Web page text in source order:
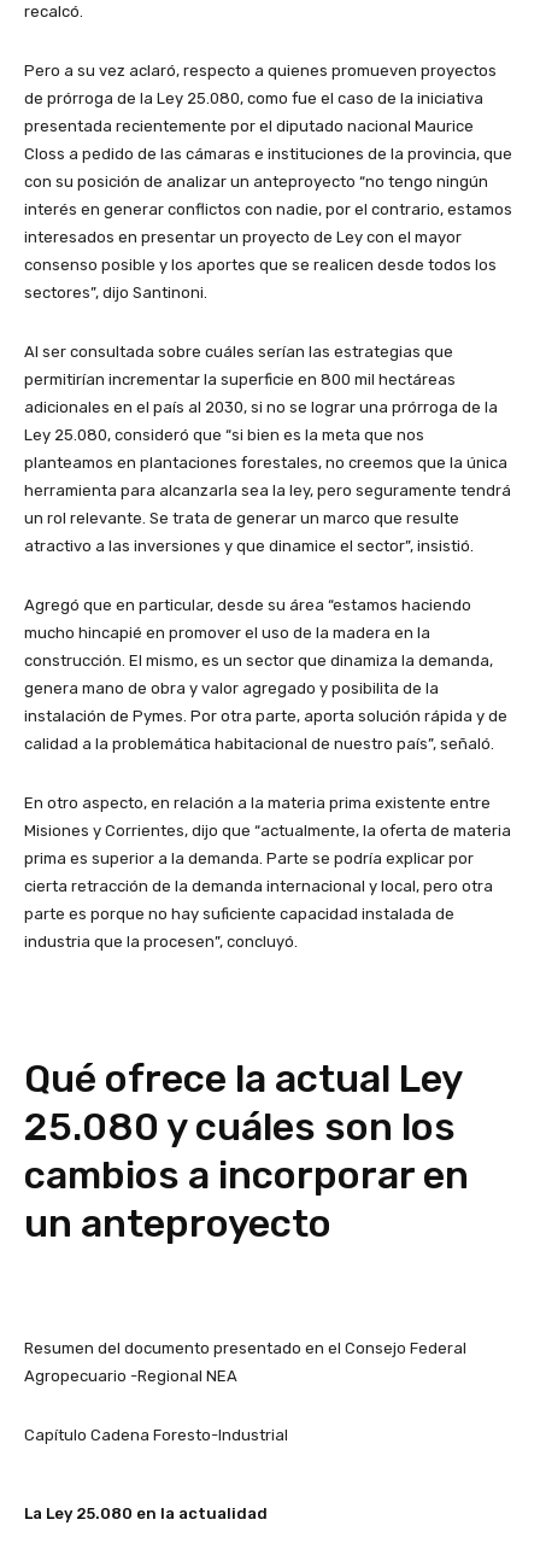
recalcó.
Pero a su vez aclaró, respecto a quienes promueven proyectos
de prórroga de la Ley 25.080, como fue el caso de la iniciativa
presentada recientemente por el diputado nacional Maurice
Closs a pedido de las cámaras e instituciones de la provincia, que
con su posición de analizar un anteproyecto “no tengo ningún
interés en generar conflictos con nadie, por el contrario, estamos
interesados en presentar un proyecto de Ley con el mayor
consenso posible y los aportes que se realicen desde todos los
sectores”, dijo Santinoni.
Al ser consultada sobre cuáles serían las estrategias que
permitirían incrementar la superficie en 800 mil hectáreas
adicionales en el país al 2030, si no se lograr una prórroga de la
Ley 25.080, consideró que “si bien es la meta que nos
planteamos en plantaciones forestales, no creemos que la única
herramienta para alcanzarla sea la ley, pero seguramente tendrá
un rol relevante. Se trata de generar un marco que resulte
atractivo a las inversiones y que dinamice el sector”, insistió.
Agregó que en particular, desde su área “estamos haciendo
mucho hincapié en promover el uso de la madera en la
construcción. El mismo, es un sector que dinamiza la demanda,
genera mano de obra y valor agregado y posibilita de la
instalación de Pymes. Por otra parte, aporta solución rápida y de
calidad a la problemática habitacional de nuestro país”, señaló.
En otro aspecto, en relación a la materia prima existente entre
Misiones y Corrientes, dijo que “actualmente, la oferta de materia
prima es superior a la demanda. Parte se podría explicar por
cierta retracción de la demanda internacional y local, pero otra
parte es porque no hay suficiente capacidad instalada de
industria que la procesen”, concluyó.
Qué ofrece la actual Ley
25.080 y cuáles son los
cambios a incorporar en
un anteproyecto
Resumen del documento presentado en el Consejo Federal
Agropecuario -Regional NEA
Capítulo Cadena Foresto-Industrial
La Ley 25.080 en la actualidad